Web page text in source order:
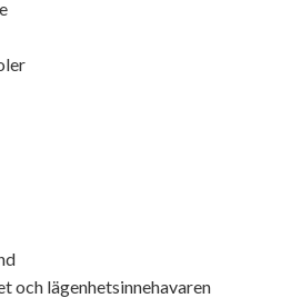
och lägenhetsinnehavaren